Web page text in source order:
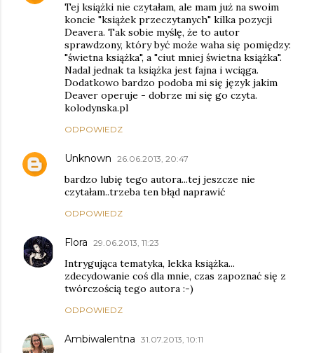
Tej książki nie czytałam, ale mam już na swoim
koncie "książek przeczytanych" kilka pozycji
Deavera. Tak sobie myślę, że to autor
sprawdzony, który być może waha się pomiędzy:
"świetna książka", a "ciut mniej świetna książka".
Nadal jednak ta książka jest fajna i wciąga.
Dodatkowo bardzo podoba mi się język jakim
Deaver operuje - dobrze mi się go czyta.
kolodynska.pl
ODPOWIEDZ
Unknown 26.06.2013, 20:47
bardzo lubię tego autora...tej jeszcze nie
czytałam..trzeba ten błąd naprawić
ODPOWIEDZ
Flora 29.06.2013, 11:23
Intrygująca tematyka, lekka książka...
zdecydowanie coś dla mnie, czas zapoznać się z
twórczością tego autora :-)
ODPOWIEDZ
Ambiwalentna 31.07.2013, 10:11